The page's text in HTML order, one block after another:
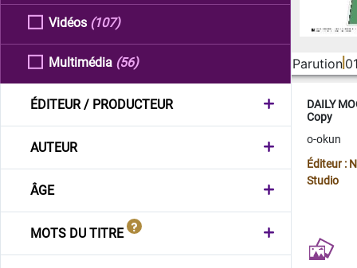
Vidéos (107)
Multimédia (56)
ÉDITEUR / PRODUCTEUR
AUTEUR
ÂGE
MOTS DU TITRE
Parution
DAILY
Copy
o-okun
Éditeur :
Studio